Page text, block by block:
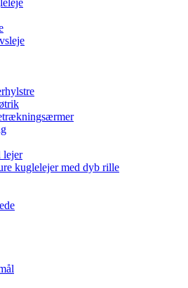
lejer
kuglelejer med dyb rille